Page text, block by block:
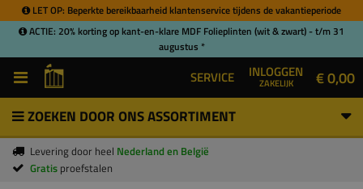
LET OP: Beperkte bereikbaarheid klantenservice tijdens de vakantieperiode
ACTIE: 20% korting op kant-en-klare MDF Folieplinten (wit & zwart) - t/m 31
augustus *
SERVICE INLOGGEN
ZAKELIJK € 0,00
ZOEKEN DOOR ONS ASSORTIMENT
Levering door heel Nederland en België
Gratis proefstalen